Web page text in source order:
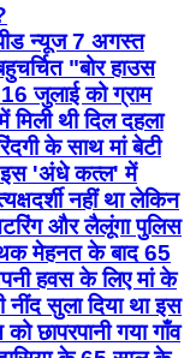
न्यूज 7 अगस्त
"बोर हाउस
जुलाई को ग्राम
मिली थी दिल दहला
के साथ मां बेटी
इस 'अंधे कत्ल' में
नहीं था लेकिन
और लैलूंगा पुलिस
मेहनत के बाद 65
हवस के लिए मां के
सुला दिया था इस
छापरपानी गया गाँव